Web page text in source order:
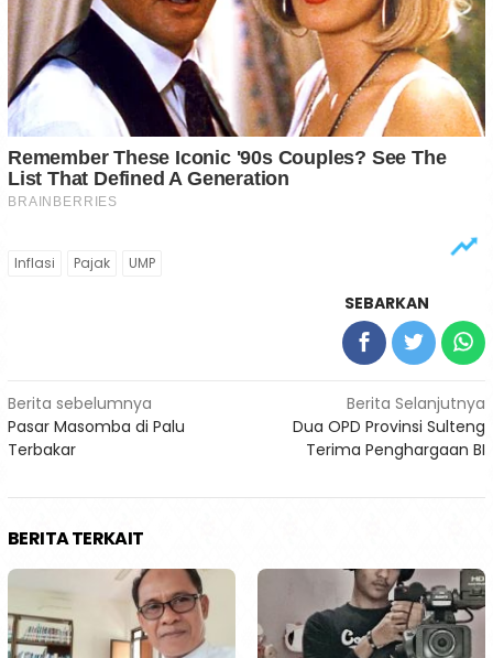
Inflasi Pajak UMP
SEBARKAN
Navigasi
pos
Berita sebelumnya
Pasar Masomba di Palu
Terbakar
Berita Selanjutnya
Dua OPD Provinsi Sulteng
Terima Penghargaan BI
BERITA TERKAIT